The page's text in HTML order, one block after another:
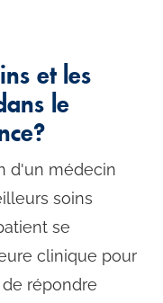
et les
le
d'un médecin
soins
se
clinique pour
répondre